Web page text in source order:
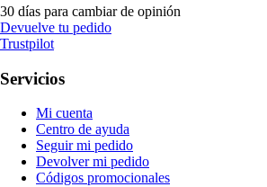
30 días para cambiar de opinión
Devuelve tu pedido
Trustpilot
Servicios
Mi cuenta
Centro de ayuda
Seguir mi pedido
Devolver mi pedido
Códigos promocionales